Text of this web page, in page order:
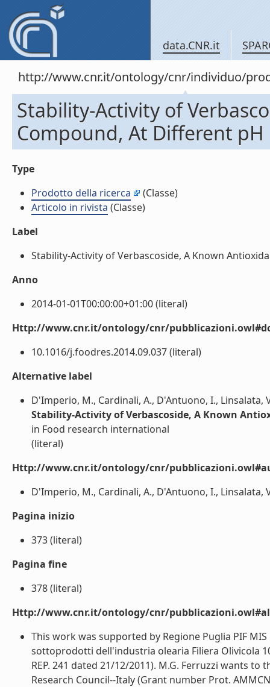
data.CNR.it
http://www.cnr.it/ontology/cnr/individuo/
Stability-Activity of
Compound, At Different
Type
Prodotto della ricerca
(Classe)
Articolo in rivista (Classe)
Label
Stability-Activity of Verbascoside, A Known
Anno
2014-01-01T00:00:00+01:00 (literal)
Http://www.cnr.it/ontology/cnr/
10.1016/j.foodres.2014.09.037 (literal)
Alternative label
D'Imperio, M., Cardinali, A., D'Antuono, I., Linsalata,
Stability-Activity of Verbascoside, A Known
in Food research international
(literal)
Http://www.cnr.it/ontology/cnr/
D'Imperio, M., Cardinali, A., D'Antuono, I., Linsalata,
Pagina inizio
373 (literal)
Pagina fine
378 (literal)
Http://www.cnr.it/ontology/cnr/
This work was supported by Regione Puglia PIF
sottoprodotti dell'industria olearia Filiera Olivicola
REP. 241 dated 21/12/2011). M.G. Ferruzzi wants
Research Council--Italy (Grant number Prot.